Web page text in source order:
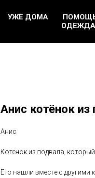
УЖЕ ДОМА
Анис котёнок из
Анис
Котенок из подвала,
Его нашли вместе с